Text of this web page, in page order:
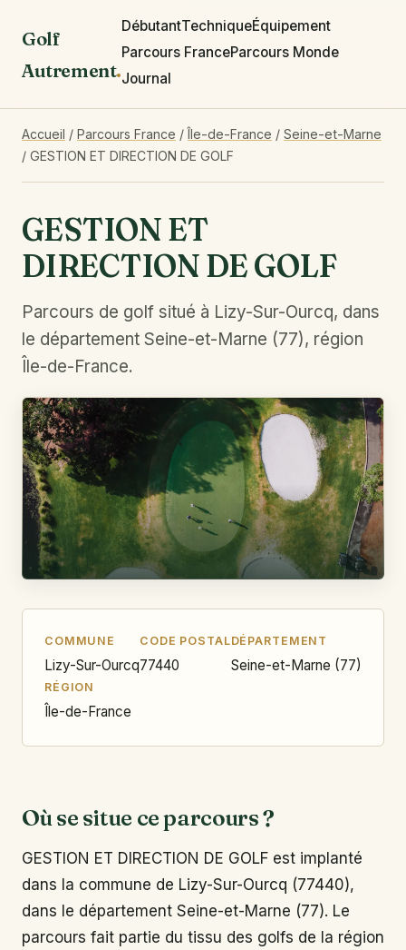
Golf
Autrement.
DébutantTechniqueÉquipement
Parcours FranceParcours Monde
Journal
Accueil / Parcours France /Île-de-France / Seine-et-Marne
/ GESTION ET DIRECTION DE GOLF
GESTION ET
DIRECTION DE GOLF
Parcours de golf situé à Lizy-Sur-Ourcq, dans
le département Seine-et-Marne (77), région
Île-de-France.
COMMUNE
Lizy-Sur-Ourcq
CODE POSTAL
77440
DÉPARTEMENT
Seine-et-Marne (77)
RÉGION
Île-de-France
Où se situe ce parcours ?
GESTION ET DIRECTION DE GOLF est implanté
dans la commune de Lizy-Sur-Ourcq (77440),
dans le département Seine-et-Marne (77). Le
parcours fait partie du tissu des golfs de la région